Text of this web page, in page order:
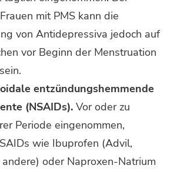
mit PMS kann die
von Antidepressiva jedoch auf
vor Beginn der Menstruation
entzündungshemmende
(NSAIDs). Vor oder zu
Periode eingenommen,
wie Ibuprofen (Advil,
andere) oder Naproxen-Natrium